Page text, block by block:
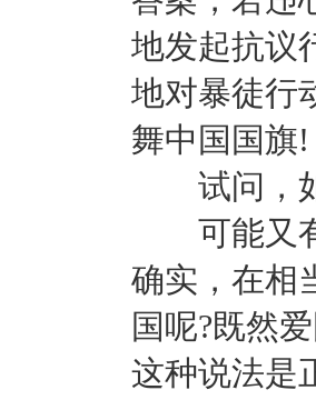
地发起抗议
地对暴徒行
舞中国国旗!
试问，如
可能又有
确实，在相
国呢?既然
这种说法是